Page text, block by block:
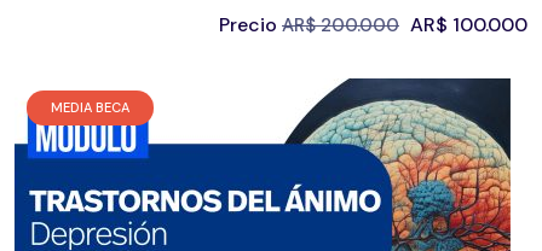
Precio AR$200.000 AR$ 100.000
MEDIA BECA